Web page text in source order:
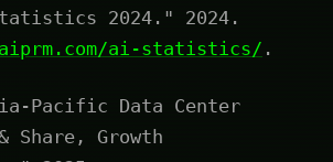
2024." 2024.
ai-statistics/ .
Pacific Data Center
Share, Growth